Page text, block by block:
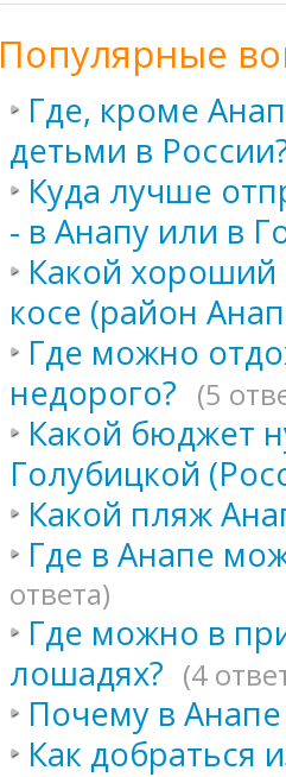
Популярные
Где, кроме
детьми в
Куда лучше
- в Анапу или в
Какой хороший
косе (район
Где можно
недорого? (5
Какой бюджет
Голубицкой
Какой пляж
Где в Анапе
ответа)
Где можно в
лошадях? (4
Почему в
Как добраться